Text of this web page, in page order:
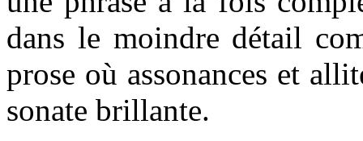
dans le moindre détail
prose où assonances et
sonate brillante.